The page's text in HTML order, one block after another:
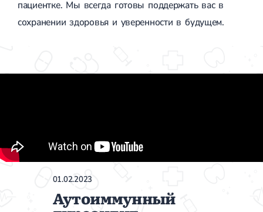
пациентке. Мы всегда готовы поддержать вас в
сохранении здоровья и уверенности в будущем.
01.02.2023
Аутоиммунный